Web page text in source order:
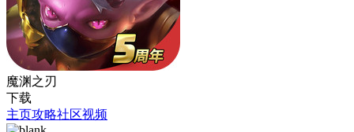
魔渊之刃
下载
主页攻略社区视频